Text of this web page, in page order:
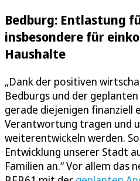
Bedburg: Entlastung
insbesondere für
Haushalte
„Dank der positiven
Bedburgs und der
gerade diejenigen finanziell
Verantwortung tragen und
weiterentwickeln werden.
Entwicklung unserer Stadt
Familien an.“ Vor allem das